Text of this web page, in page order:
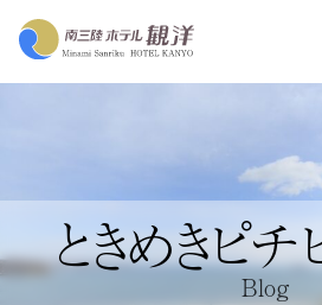
ときめきピ
Blog